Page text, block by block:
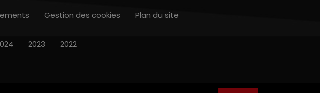
Gestion des cookies Plan du site
2023 2022